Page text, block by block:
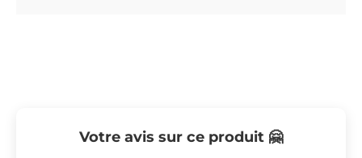
Votre avis sur ce produit 🤗